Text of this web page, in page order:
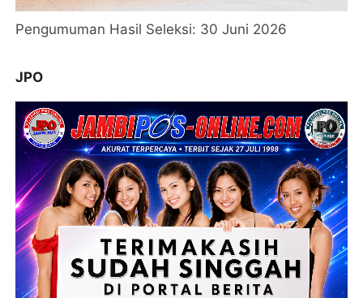
Pengumuman Hasil Seleksi: 30 Juni 2026
JPO